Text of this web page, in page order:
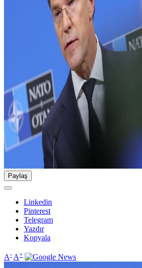
Paylaş
Linkedin
Pinterest
Telegram
Yazdır
Kopyala
A- A+